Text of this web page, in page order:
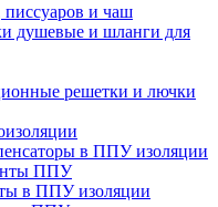
писсуаров и чаш
душевые и шланги для
решетки и лючки
в ППУ изоляции
ППУ
в ППУ изоляции